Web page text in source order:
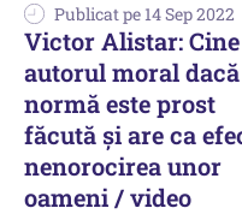
Publicat pe 14 Sep 2022
Victor Alistar: Cine
autorul moral
normă este prost
făcută și are ca
nenorocirea unor
oameni / video